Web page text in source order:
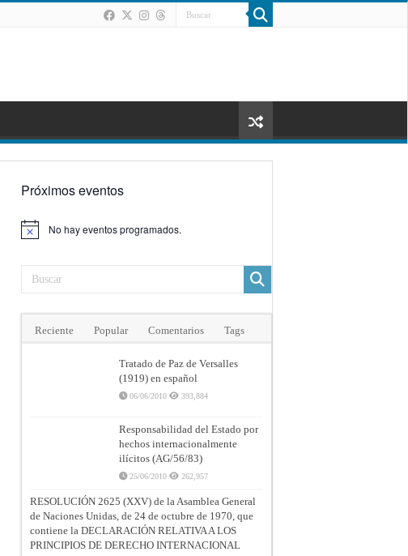
Próximos eventos
Aviso No hay eventos programados.
Reciente Popular Comentarios Tags
Tratado de Paz de Versalles
(1919) en español
06/06/2010 393,884
Responsabilidad del Estado por
hechos internacionalmente
ilícitos (AG/56/83)
25/06/2010 262,957
RESOLUCIÓN 2625 (XXV) de la Asamblea General
de Naciones Unidas, de 24 de octubre de 1970, que
contiene la DECLARACIÓN RELATIVA A LOS
PRINCIPIOS DE DERECHO INTERNACIONAL